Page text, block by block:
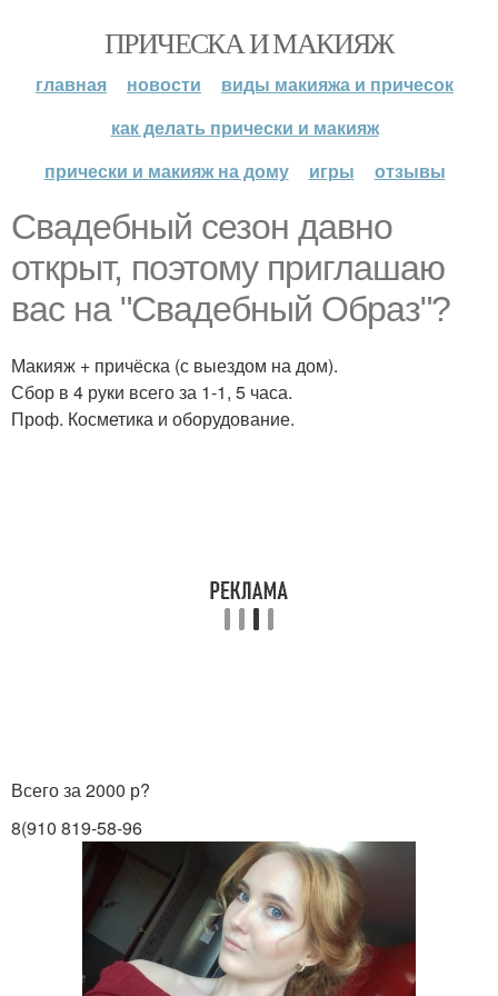
ПРИЧЕСКА И МАКИЯЖ
главная новости
виды макияжа и причесок
как делать прически и макияж
прически и макияж на дому
игры отзывы
Свадебный сезон давно
открыт, поэтому приглашаю
вас на "Свадебный Образ"?
Макияж + причёска (с выездом на дом).
Сбор в 4 руки всего за 1-1, 5 часа.
Проф. Косметика и оборудование.
Всего за 2000 р?
8(910 819-58-96